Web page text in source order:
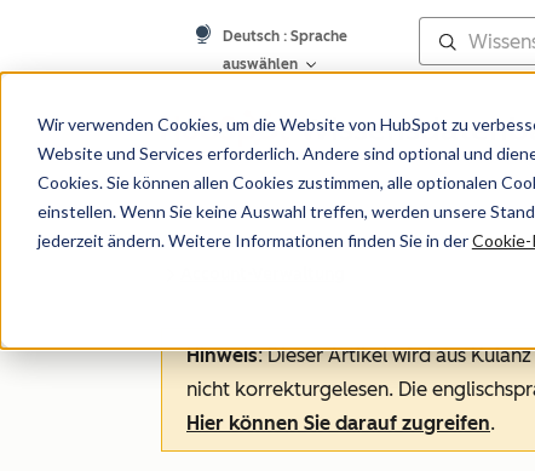
Wir verwenden Cookies, um die Website von HubSpot zu
Website und Services erforderlich. Andere sind optional und
Cookies. Sie können allen Cookies zustimmen, alle optionalen
einstellen. Wenn Sie keine Auswahl treffen, werden unsere
jederzeit ändern. Weitere Informationen finden Sie in der
Deutsch : Sprache
auswählen
Hinweis: Dieser Artikel wird aus
nicht korrekturgelesen. Die
Hier können Sie darauf zugreifen.